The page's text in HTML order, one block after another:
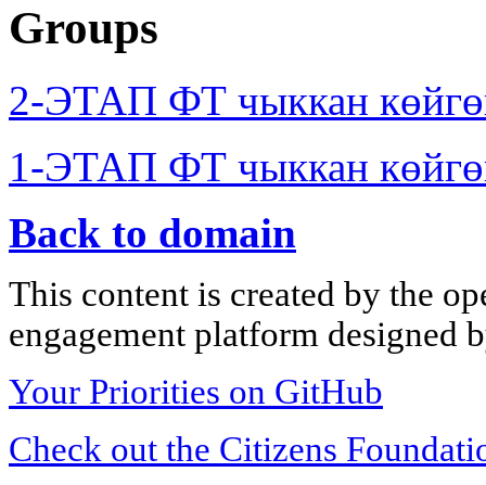
Groups
2-ЭТАП ФТ чыккан
1-ЭТАП ФТ чыккан
Back to domain
This content is created by the
engagement platform designed
Your Priorities on GitHub
Check out the Citizens